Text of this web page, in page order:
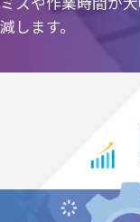
減します。